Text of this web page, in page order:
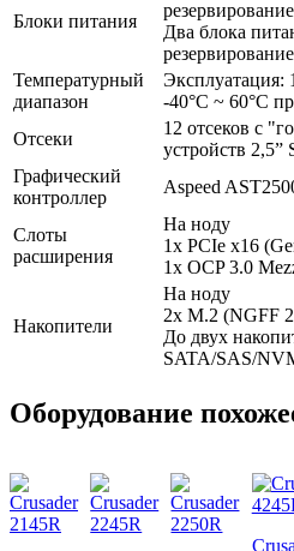
Блоки питания
Два блока
Температурный
диапазон
Эксплуатация:
-40°C ~ 60°C
Отсеки
12 отсеков с
устройств
Графический
контроллер
Aspeed
Слоты
расширения
На ноду
1x PCIe x16
1x OCP 3.0
Накопители
На ноду
2x M.2 (NGFF
До двух
SATA/SAS/
Оборудование